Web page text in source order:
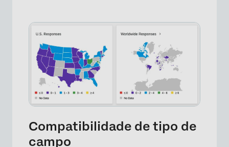
Compatibilidade de tipo de
campo